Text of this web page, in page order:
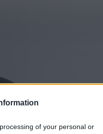
of your personal or